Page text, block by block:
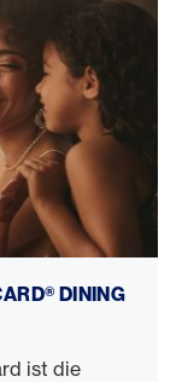
DINING
ist die